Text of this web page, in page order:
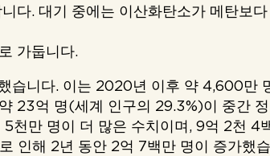
다. 대기 중에는 이산화탄소가 메탄보다
가둡니다.
습니다. 이는 2020년 이후 약 4,600만
23억 명(세계 인구의 29.3%)이 중간
천만 명이 더 많은 수치이며, 9억 2천 4
인해 2년 동안 2억 7백만 명이 증가했습